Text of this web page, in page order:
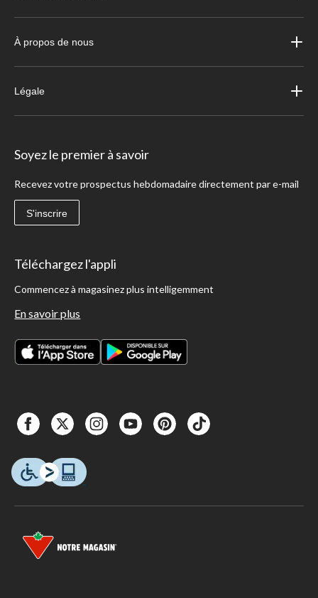
À propos de nous
Légale
Soyez le premier à savoir
Recevez votre prospectus hebdomadaire directement par e-mail
S'inscrire
Téléchargez l'appli
Commencez à magasinez plus intelligemment
En savoir plus